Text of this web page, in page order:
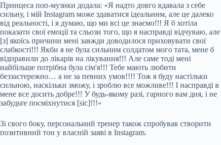
Принцеса поп-музики додала: «Я надто довго вдавала з себе
сильну, і мій Instagram може здаватися ідеальним, але це далеко
від реальності, і я думаю, що ми всі це знаємо!!! Я б хотіла
показати свої емоції та сльози того, що я насправді відчуваю, але
[з] якоїсь причини мені завжди доводилося приховувати свої
слабкості!!! Якби я не була сильним солдатом мого тата, мене б
відправили до лікарів на лікування!!! Але саме тоді мені
найбільше потрібна була сім'я!!! Тебе мають любити
беззастережно… а не за певних умов!!!! Тож я буду настільки
сильною, наскільки зможу, і зроблю все можливе!!! І насправді в
мене все досить добре!!! У будь-якому разі, гарного вам дня, і не
забудьте посміхнутися [sic]!!!»
Зі свого боку, персональний тренер також спробував створити
позитивний тон у власній заяві в Instagram.